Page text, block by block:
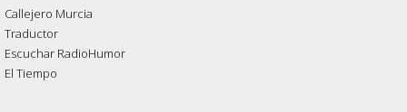
Callejero Murcia
Traductor
Escuchar RadioHumor
El Tiempo